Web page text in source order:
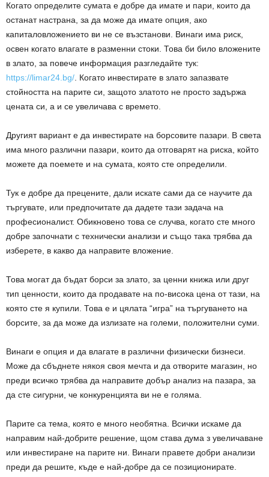
Когато определите сумата е добре да имате и пари, които да
останат настрана, за да може да имате опция, ако
капиталовложението ви не се възстанови. Винаги има риск,
освен когато влагате в разменни стоки. Това би било вложените
в злато, за повече информация разгледайте тук:
https://limar24.bg/. Когато инвестирате в злато запазвате
стойността на парите си, защото златото не просто задържа
цената си, а и се увеличава с времето.
Другият вариант е да инвестирате на борсовите пазари. В света
има много различни пазари, които да отговарят на риска, който
можете да поемете и на сумата, която сте определили.
Тук е добре да прецените, дали искате сами да се научите да
търгувате, или предпочитате да дадете тази задача на
професионалист. Обикновено това се случва, когато сте много
добре започнати с технически анализи и също така трябва да
изберете, в какво да направите вложение.
Това могат да бъдат борси за злато, за ценни книжа или друг
тип ценности, които да продавате на по-висока цена от тази, на
която сте я купили. Това е и цялата “игра” на търгуването на
борсите, за да може да излизате на големи, положителни суми.
Винаги е опция и да влагате в различни физически бизнеси.
Може да сбъднете някоя своя мечта и да отворите магазин, но
преди всичко трябва да направите добър анализ на пазара, за
да сте сигурни, че конкуренцията ви не е голяма.
Парите са тема, която е много необятна. Всички искаме да
направим най-добрите решение, щом става дума з увеличаване
или инвестиране на парите ни. Винаги правете добри анализи
преди да решите, къде е най-добре да се позиционирате.